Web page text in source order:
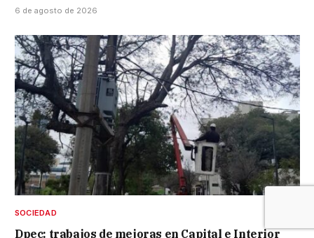
6 de agosto de 2026
SOCIEDAD
Dpec: trabajos de mejoras en Capital e Interior